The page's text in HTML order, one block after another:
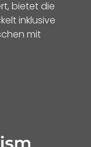
bietet die
inklusive
mit